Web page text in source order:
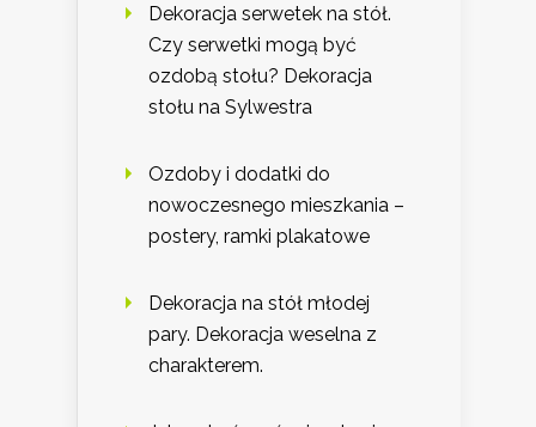
Dekoracja serwetek na stół.
Czy serwetki mogą być
ozdobą stołu? Dekoracja
stołu na Sylwestra
Ozdoby i dodatki do
nowoczesnego mieszkania –
postery, ramki plakatowe
Dekoracja na stół młodej
pary. Dekoracja weselna z
charakterem.